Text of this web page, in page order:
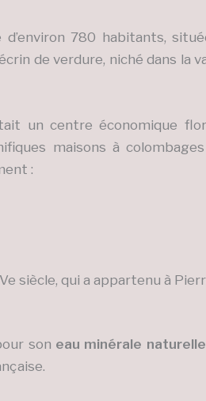
780 habitants,
de verdure, niché dans la
un centre économique
maisons à
:
siècle, qui a appartenu à
son eau minérale